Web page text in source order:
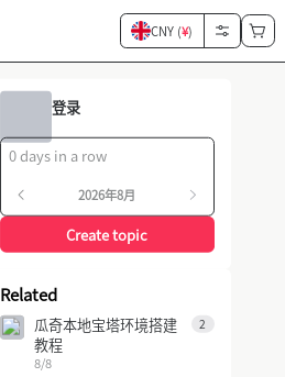
CNY (¥)
登录
0 days in a row
2026年8月
Create topic
Related
瓜奇本地宝塔环境搭建
教程
2
8/8